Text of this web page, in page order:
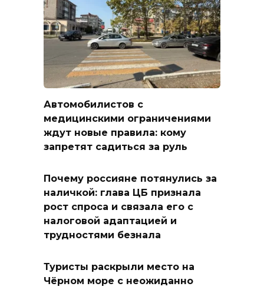
Автомобилистов с
медицинскими ограничениями
ждут новые правила: кому
запретят садиться за руль
Почему россияне потянулись за
наличкой: глава ЦБ признала
рост спроса и связала его с
налоговой адаптацией и
трудностями безнала
Туристы раскрыли место на
Чёрном море с неожиданно